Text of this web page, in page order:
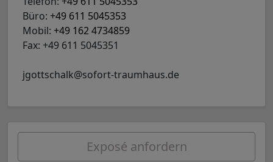
Büro: +49 611 5045353
Mobil: +49 162 4734859
Fax: +49 611 5045351
jgottschalk@sofort-traumhaus.de
Exposé anfordern